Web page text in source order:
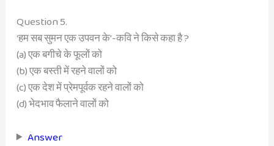
Question 5.
‘हम सब सुमन एक उपवन के’-कवि ने किसे कहा है ?
(a) एक बगीचे के फूलों को
(b) एक बस्ती में रहने वालों को
(c) एक देश में प्रेमपूर्वक रहने वालों को
(d) भेदभाव फैलाने वालों को
Answer